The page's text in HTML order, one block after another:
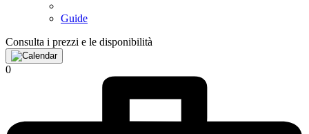
Guide
Consulta i prezzi e le disponibilità
0